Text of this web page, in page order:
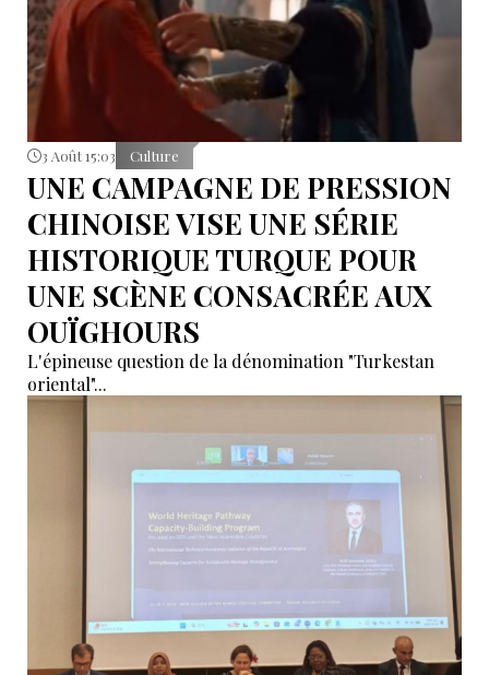
3 Août 15:03 Culture
UNE CAMPAGNE DE PRESSION
CHINOISE VISE UNE SÉRIE
HISTORIQUE TURQUE POUR
UNE SCÈNE CONSACRÉE AUX
OUÏGHOURS
L'épineuse question de la dénomination "Turkestan
oriental"...